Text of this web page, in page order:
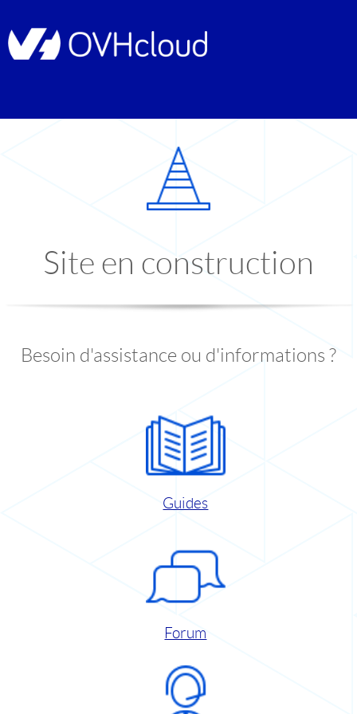
Site en construction
Besoin d'assistance ou d'informations ?
Guides
Forum